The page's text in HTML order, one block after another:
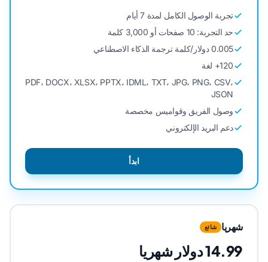
تجربة الوصول الكامل لمدة 7 أيام
حد التجربة: 10 صفحات أو 3,000 كلمة
0.005 دولار/كلمة ترجمة الذكاء الاصطناعي
120+ لغة
PDF، DOCX، XLSX، PPTX، IDML، TXT، JPG، PNG، CSV،
JSON
وصول الفريق وقواميس مخصصة
دعم البريد الإلكتروني
ابدأ
شهريا شائع
14.99 دولار شهريا